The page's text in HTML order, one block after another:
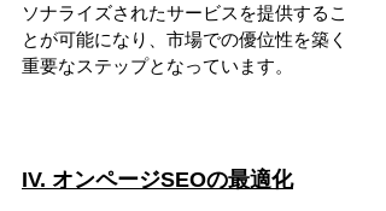
ソナライズされたサービスを提供するこ
とが可能になり、市場での優位性を築く
重要なステップとなっています。
IV. オンページSEOの最適化